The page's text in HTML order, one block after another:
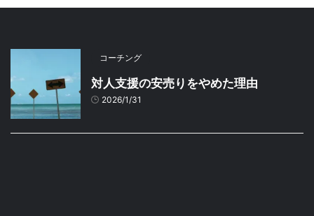
コーチング
対人支援の安売りをやめた理由
2026/1/31